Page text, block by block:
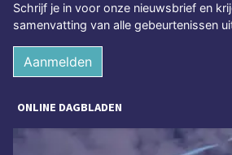
Schrijf je in voor onze nieuwsbrief en
samenvatting van alle gebeurtenissen
Aanmelden
ONLINE DAGBLADEN